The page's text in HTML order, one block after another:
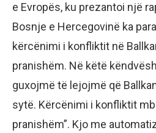
e Evropës, ku prezantoi një
Bosnje e Hercegovinë ka
kërcënimi i konfliktit në
pranishëm. Në këtë
guxojmë të lejojmë që
sytë. Kërcënimi i konfliktit
pranishëm”. Kjo me